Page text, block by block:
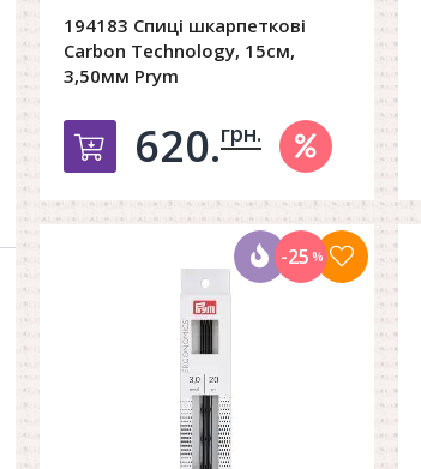
194183 Спиці шкарпеткові
Carbon Technology, 15см,
3,50мм Prym
Добавить в корзину
620.грн.
-25 %